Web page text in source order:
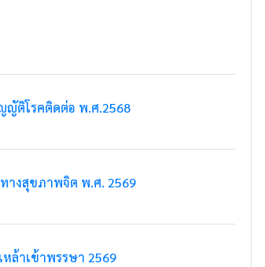
ญัติโรคติดต่อ พ.ศ.2568
างสุขภาพจิต พ.ศ. 2569
ล้าเข้าพรรษา 2569